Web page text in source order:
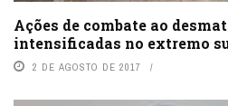
Ações de combate ao
intensificadas no extremo
2 DE AGOSTO DE 2017